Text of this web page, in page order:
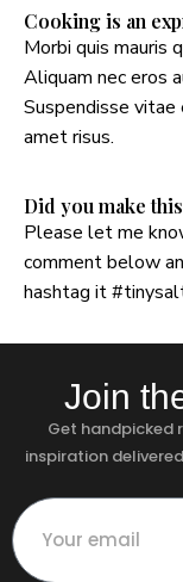
Cooking is an
Morbi quis mauris
Aliquam nec eros
Suspendisse
amet risus.
Did you make
Please let me
comment below
hashtag it
Join
Get handpicked
inspiration